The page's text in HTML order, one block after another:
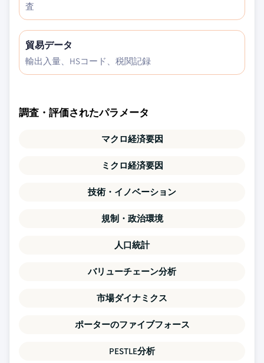
査
貿易データ
輸出入量、HSコード、税関記録
調査・評価されたパラメータ
マクロ経済要因
ミクロ経済要因
技術・イノベーション
規制・政治環境
人口統計
バリューチェーン分析
市場ダイナミクス
ポーターのファイブフォース
PESTLE分析